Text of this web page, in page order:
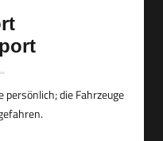
die Fahrzeuge